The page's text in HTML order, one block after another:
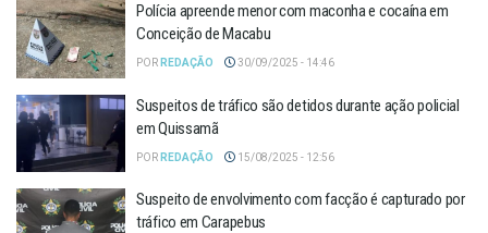
Polícia apreende menor com maconha e cocaína em
Conceição de Macabu
POR REDAÇÃO 30/09/2025 - 14:46
Suspeitos de tráfico são detidos durante ação policial
em Quissamã
POR REDAÇÃO 15/08/2025 - 12:56
Suspeito de envolvimento com facção é capturado por
tráfico em Carapebus